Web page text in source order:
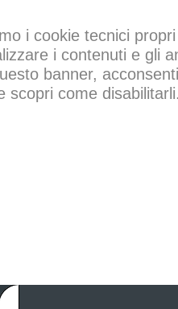
i cookie tecnici
i contenuti e gli
banner,
scopri come